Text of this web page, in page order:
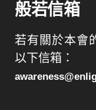
般若信箱
若有關於本會
以下信箱：